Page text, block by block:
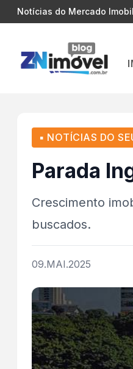
Notícias do Mercado
▪ NOTÍCIAS DO
Parada
Crescimento
buscados.
09.MAI.2025